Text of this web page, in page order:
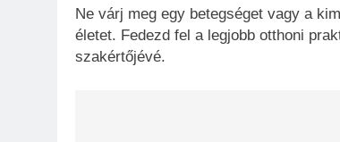
Ne várj meg egy betegséget vagy a
életet. Fedezd fel a legjobb otthoni
szakértőjévé.